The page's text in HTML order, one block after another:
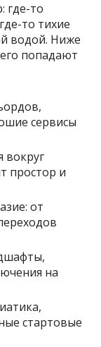
где-то
то тихие
водой. Ниже
попадают
сервисы
вокруг
простор и
от
на
стартовые